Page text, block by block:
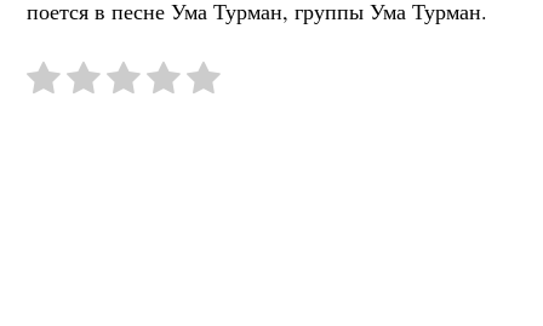
поется в песне Ума Турман, группы Ума Турман.